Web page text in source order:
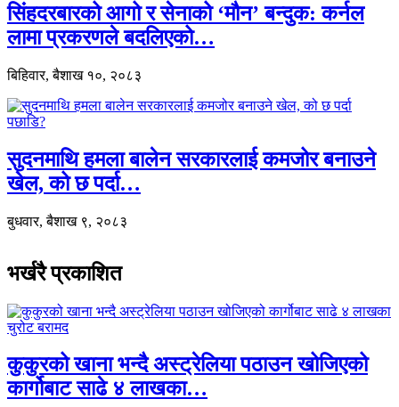
सिंहदरबारको आगो र सेनाको ‘मौन’ बन्दुक: कर्नल
लामा प्रकरणले बदलिएको…
बिहिवार, बैशाख १०, २०८३
सुदनमाथि हमला बालेन सरकारलाई कमजोर बनाउने
खेल, को छ पर्दा…
बुधवार, बैशाख ९, २०८३
भर्खरै प्रकाशित
कुकुरको खाना भन्दै अस्ट्रेलिया पठाउन खोजिएको
कार्गोबाट साढे ४ लाखका…